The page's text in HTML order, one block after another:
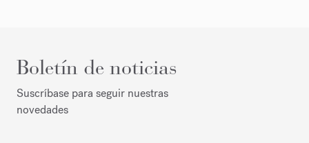
Boletín de noticias
Suscríbase para seguir nuestras
novedades